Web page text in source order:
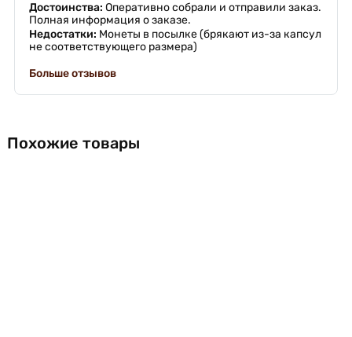
Достоинства: Оперативно собрали и отправили заказ.
Полная информация о заказе.
Недостатки: Монеты в посылке (брякают из-за капсул
не соответствующего размера)
Больше отзывов
Похожие товары